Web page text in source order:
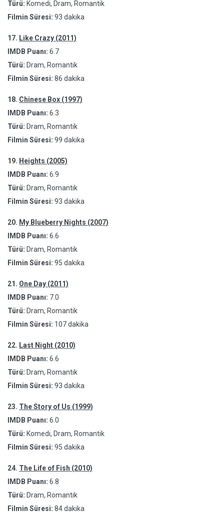
Türü: Komedi, Dram, Romantik
Filmin Süresi: 93 dakika
17. Like Crazy (2011)
IMDB Puanı: 6.7
Türü: Dram, Romantik
Filmin Süresi: 86 dakika
18. Chinese Box (1997)
IMDB Puanı: 6.3
Türü: Dram, Romantik
Filmin Süresi: 99 dakika
19. Heights (2005)
IMDB Puanı: 6.9
Türü: Dram, Romantik
Filmin Süresi: 93 dakika
20. My Blueberry Nights (2007)
IMDB Puanı: 6.6
Türü: Dram, Romantik
Filmin Süresi: 95 dakika
21. One Day (2011)
IMDB Puanı: 7.0
Türü: Dram, Romantik
Filmin Süresi: 107 dakika
22. Last Night (2010)
IMDB Puanı: 6.6
Türü: Dram, Romantik
Filmin Süresi: 93 dakika
23. The Story of Us (1999)
IMDB Puanı: 6.0
Türü: Komedi, Dram, Romantik
Filmin Süresi: 95 dakika
24. The Life of Fish (2010)
IMDB Puanı: 6.8
Türü: Dram, Romantik
Filmin Süresi: 84 dakika